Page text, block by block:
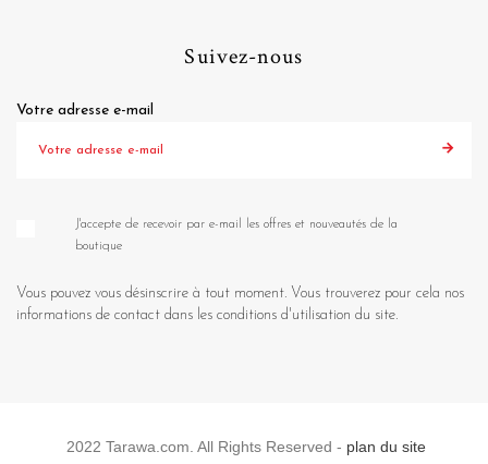
Suivez-nous
Votre adresse e-mail
J'accepte de recevoir par e-mail les offres et nouveautés de la
boutique
Vous pouvez vous désinscrire à tout moment. Vous trouverez pour cela nos
informations de contact dans les conditions d'utilisation du site.
2022 Tarawa.com. All Rights Reserved - plan du site